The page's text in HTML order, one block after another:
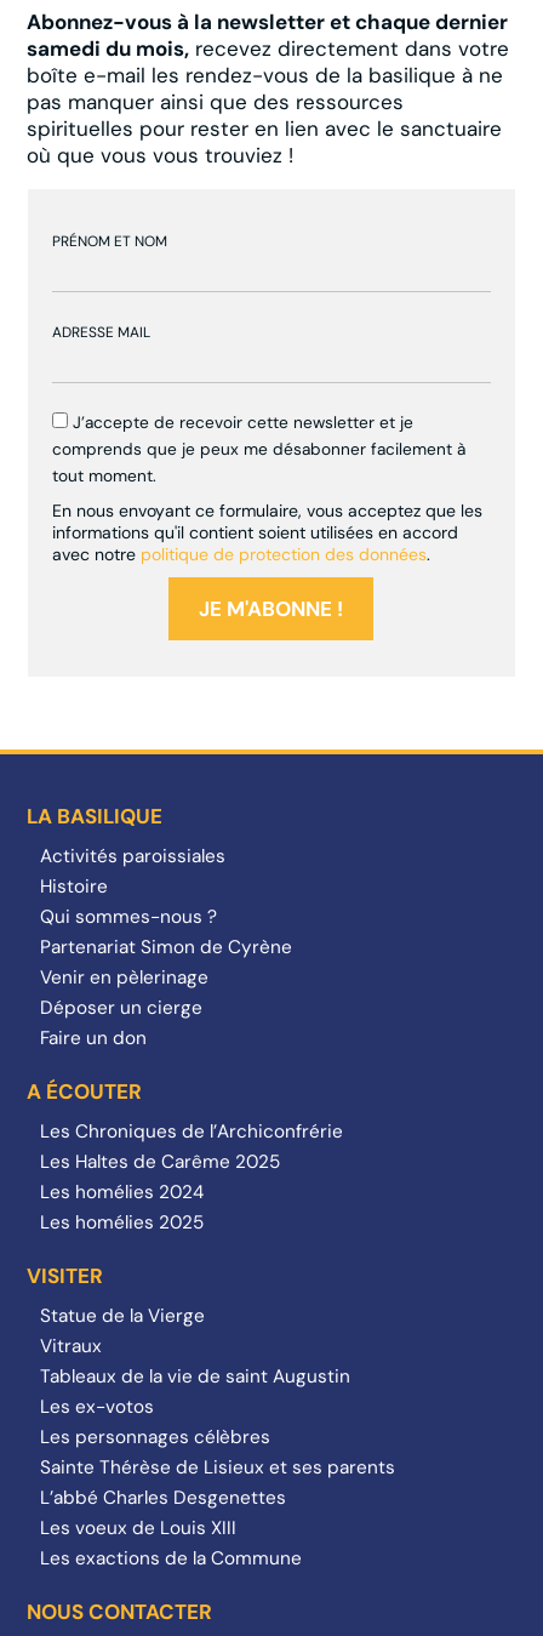
Abonnez-vous à la newsletter et chaque dernier
samedi du mois, recevez directement dans votre
boîte e-mail les rendez-vous de la basilique à ne
pas manquer ainsi que des ressources
spirituelles pour rester en lien avec le sanctuaire
où que vous vous trouviez !
PRÉNOM ET NOM
ADRESSE MAIL
J’accepte de recevoir cette newsletter et je
comprends que je peux me désabonner facilement à
tout moment.
En nous envoyant ce formulaire, vous acceptez que les
informations qu'il contient soient utilisées en accord
avec notre politique de protection des données.
LA BASILIQUE
Activités paroissiales
Histoire
Qui sommes-nous ?
Partenariat Simon de Cyrène
Venir en pèlerinage
Déposer un cierge
Faire un don
A ÉCOUTER
Les Chroniques de l’Archiconfrérie
Les Haltes de Carême 2025
Les homélies 2024
Les homélies 2025
VISITER
Statue de la Vierge
Vitraux
Tableaux de la vie de saint Augustin
Les ex-votos
Les personnages célèbres
Sainte Thérèse de Lisieux et ses parents
L’abbé Charles Desgenettes
Les voeux de Louis XIII
Les exactions de la Commune
NOUS CONTACTER